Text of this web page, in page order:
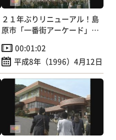
２１年ぶりリニューアル！島
原市「一番街アーケード」改
00:01:02
平成8年（1996）4月12日